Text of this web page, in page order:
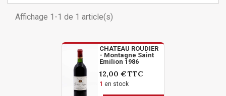
Affichage 1-1 de 1 article(s)
CHATEAU ROUDIER
- Montagne Saint
Emilion 1986
12,00 €TTC
1 en stock